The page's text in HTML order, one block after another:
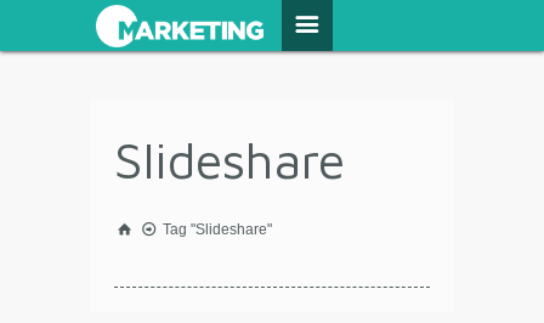
Slideshare
Tag "Slideshare"